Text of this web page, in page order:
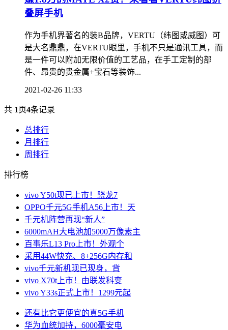
叠屏手机
作为手机界著名的装B品牌，VERTU（纬图或威图）可
是大名鼎鼎，在VERTU眼里，手机不只是通讯工具，而
是一件可以附加无限价值的工艺品，在手工定制的部
件、昂贵的贵金属+宝石等装饰...
2021-02-26 11:33
共 1页4条记录
总排行
月排行
周排行
排行榜
vivo Y50t现已上市！骁龙7
OPPO千元5G手机A56上市！天
千元机阵营再现“新人”
6000mAH大电池加5000万像素主
百事乐L13 Pro上市！外观个
采用44W快充、8+256G内存和
vivo千元新机现已现身，背
vivo X70t上市！由联发科变
vivo Y33s正式上市！1299元起
还有比它更便宜的真5G手机
华为血统加持，6000毫安电